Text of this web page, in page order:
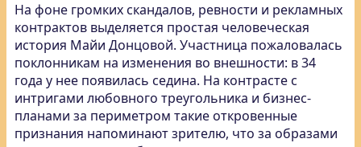
На фоне громких скандалов, ревности и рекламных
контрактов выделяется простая человеческая
история Майи Донцовой. Участница пожаловалась
поклонникам на изменения во внешности: в 34
года у нее появилась седина. На контрасте с
интригами любовного треугольника и бизнес-
планами за периметром такие откровенные
признания напоминают зрителю, что за образами